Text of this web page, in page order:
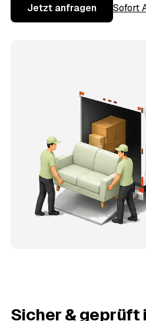
Jetzt anfragen Sofort
Sicher & geprüft